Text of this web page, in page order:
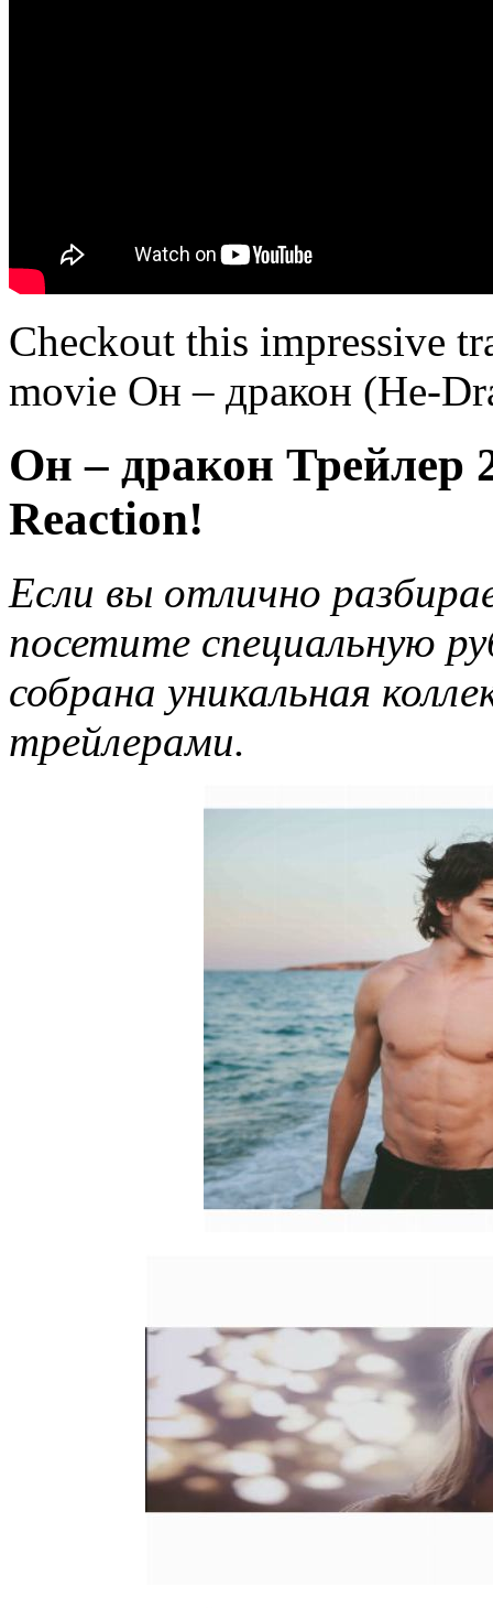
Checkout this impressive
movie Он – дракон (He-
Он – дракон
Reaction!
Если вы отлично
посетите специальную
собрана уникальная
трейлерами.